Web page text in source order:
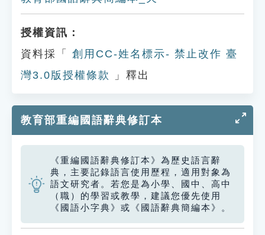
授權資訊：
資料採「
創用CC-姓名標示- 禁止改作 臺
灣3.0版授權條款
」釋出
教育部重編國語辭典修訂本
《重編國語辭典修訂本》為歷史語言辭
典，主要記錄語言使用歷程，適用對象為
語文研究者。若您是為小學、國中、高中
（職）的學習或教學，建議您優先使用
《國語小字典》或《國語辭典簡編本》。